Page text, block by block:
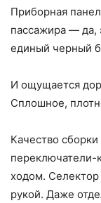
Приборная
пассажира —
единый черный
И ощущается
Сплошное,
Качество
ходом. Селектор
рукой. Даже